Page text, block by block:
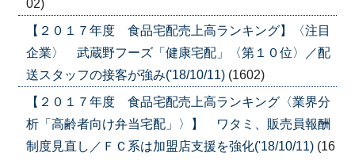
02)
【２０１７年度 食品宅配売上高ランキング】〈注目
企業〉 武蔵野フーズ「健康宅配」〈第１０位〉／配
送スタッフの接客が強み('18/10/11) (1602)
【２０１７年度 食品宅配売上高ランキング〈業界分
析「高齢者向け弁当宅配」〉】 ワタミ、販売員報酬
制度見直し／ＦＣ系は加盟店支援を強化('18/10/11) (16